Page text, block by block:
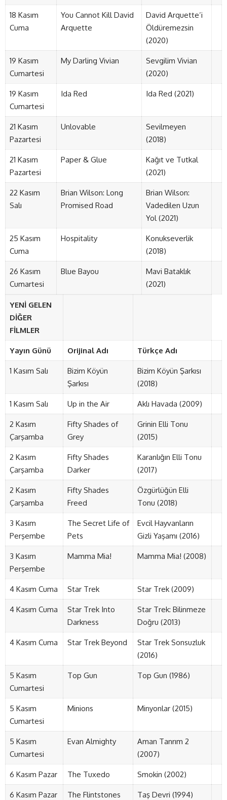
18 Kasım
Cuma
You Cannot Kill David
Arquette
David Arquette’i
Öldüremezsin
(2020)
19 Kasım
Cumartesi
My Darling Vivian
Sevgilim Vivian
(2020)
19 Kasım
Cumartesi
Ida Red Ida Red (2021)
21 Kasım
Pazartesi
Unlovable
Sevilmeyen
(2018)
21 Kasım
Pazartesi
Paper & Glue
Kağıt ve Tutkal
(2021)
22 Kasım
Salı
Brian Wilson: Long
Promised Road
Brian Wilson:
Vadedilen Uzun
Yol (2021)
25 Kasım
Cuma
Hospitality
Konukseverlik
(2018)
26 Kasım
Cumartesi
Blue Bayou
Mavi Bataklık
(2021)
YENİ GELEN
DİĞER
FİLMLER
Yayın Günü Orijinal Adı Türkçe Adı
1 Kasım Salı
Bizim Köyün
Şarkısı
Bizim Köyün Şarkısı
(2018)
1 Kasım Salı Up in the Air Aklı Havada (2009)
2 Kasım
Çarşamba
Fifty Shades of
Grey
Grinin Elli Tonu
(2015)
2 Kasım
Çarşamba
Fifty Shades
Darker
Karanlığın Elli Tonu
(2017)
2 Kasım
Çarşamba
Fifty Shades
Freed
Özgürlüğün Elli
Tonu (2018)
3 Kasım
Perşembe
The Secret Life of
Pets
Evcil Hayvanların
Gizli Yaşamı (2016)
3 Kasım
Perşembe
Mamma Mia! Mamma Mia! (2008)
4 Kasım Cuma Star Trek Star Trek (2009)
4 Kasım Cuma
Star Trek Into
Darkness
Star Trek: Bilinmeze
Doğru (2013)
4 Kasım Cuma Star Trek Beyond
Star Trek Sonsuzluk
(2016)
5 Kasım
Cumartesi
Top Gun Top Gun (1986)
5 Kasım
Cumartesi
Minions Minyonlar (2015)
5 Kasım
Cumartesi
Evan Almighty
Aman Tanrım 2
(2007)
6 Kasım Pazar The Tuxedo Smokin (2002)
6 Kasım Pazar The Flintstones Taş Devri (1994)